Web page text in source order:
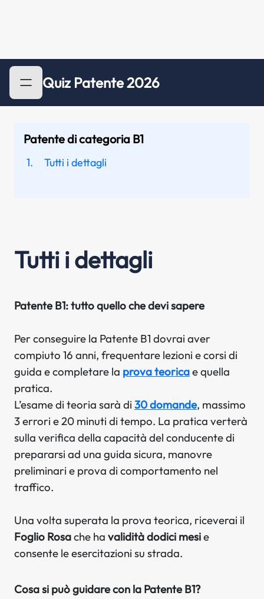
Quiz Patente 2026
Patente di categoria B1
Tutti i dettagli
Tutti i dettagli
Patente B1: tutto quello che devi sapere
Per conseguire la Patente B1 dovrai aver
compiuto 16 anni, frequentare lezioni e corsi di
guida e completare la prova teoricae quella
pratica.
L’esame di teoria sarà di 30 domande, massimo
3 errori e 20 minuti di tempo. La pratica verterà
sulla verifica della capacità del conducente di
prepararsi ad una guida sicura, manovre
preliminari e prova di comportamento nel
traffico.
Una volta superata la prova teorica, riceverai il
Foglio Rosache ha validità dodici mesie
consente le esercitazioni su strada.
Cosa si può guidare con la Patente B1?